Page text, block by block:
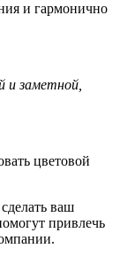
и гармонично
и заметной,
цветовой
ваш
привлечь